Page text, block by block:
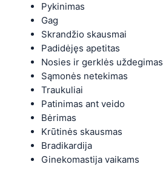
Pykinimas
Gag
Skrandžio skausmai
Padidėjęs apetitas
Nosies ir gerklės uždegimas
Sąmonės netekimas
Traukuliai
Patinimas ant veido
Bėrimas
Krūtinės skausmas
Bradikardija
Ginekomastija vaikams